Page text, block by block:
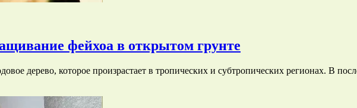
фейхоа в открытом грунте
дерево, которое произрастает в тропических и субтропических регионах. В